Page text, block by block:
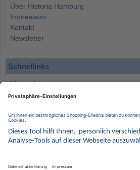
Über Historia Hamburg
Impressum
Kontakt
Newsletter
Schnellinks
Monatsliste
Angebote
Wissenswertes
Kontakt